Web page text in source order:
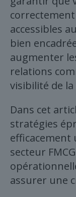
accessibles
bien
augmenter
relations
visibilité de
Dans cet
stratégies
efficacement
secteur
assurer une